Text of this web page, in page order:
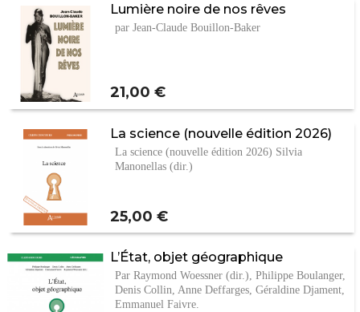
Lumière noire de nos rêves
par Jean-Claude Bouillon-Baker
Prix
21,00 €
La science (nouvelle édition 2026)
La science (nouvelle édition 2026) Silvia
Manonellas (dir.)
Prix
25,00 €
L’État, objet géographique
Par Raymond Woessner (dir.), Philippe Boulanger,
Denis Collin, Anne Deffarges, Géraldine Djament,
Emmanuel Faivre.